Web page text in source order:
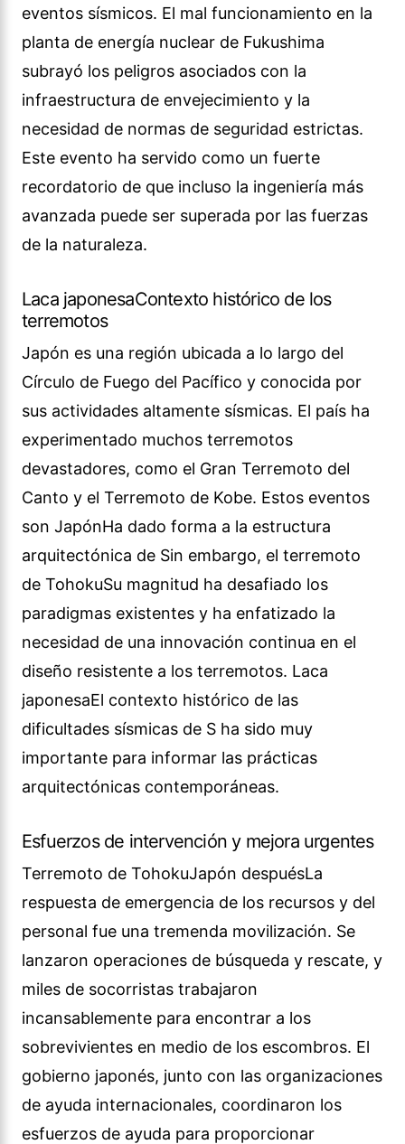
eventos sísmicos. El mal funcionamiento en la
planta de energía nuclear de Fukushima
subrayó los peligros asociados con la
infraestructura de envejecimiento y la
necesidad de normas de seguridad estrictas.
Este evento ha servido como un fuerte
recordatorio de que incluso la ingeniería más
avanzada puede ser superada por las fuerzas
de la naturaleza.
Laca japonesaContexto histórico de los
terremotos
Japón es una región ubicada a lo largo del
Círculo de Fuego del Pacífico y conocida por
sus actividades altamente sísmicas. El país ha
experimentado muchos terremotos
devastadores, como el Gran Terremoto del
Canto y el Terremoto de Kobe. Estos eventos
son JapónHa dado forma a la estructura
arquitectónica de Sin embargo, el terremoto
de TohokuSu magnitud ha desafiado los
paradigmas existentes y ha enfatizado la
necesidad de una innovación continua en el
diseño resistente a los terremotos. Laca
japonesaEl contexto histórico de las
dificultades sísmicas de S ha sido muy
importante para informar las prácticas
arquitectónicas contemporáneas.
Esfuerzos de intervención y mejora urgentes
Terremoto de TohokuJapón despuésLa
respuesta de emergencia de los recursos y del
personal fue una tremenda movilización. Se
lanzaron operaciones de búsqueda y rescate, y
miles de socorristas trabajaron
incansablemente para encontrar a los
sobrevivientes en medio de los escombros. El
gobierno japonés, junto con las organizaciones
de ayuda internacionales, coordinaron los
esfuerzos de ayuda para proporcionar